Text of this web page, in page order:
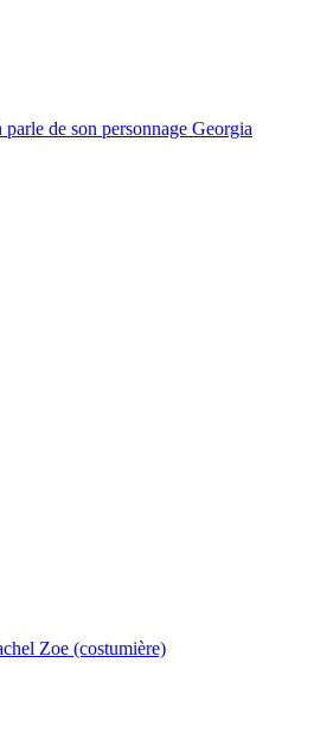
de son personnage Georgia
Zoe (costumière)